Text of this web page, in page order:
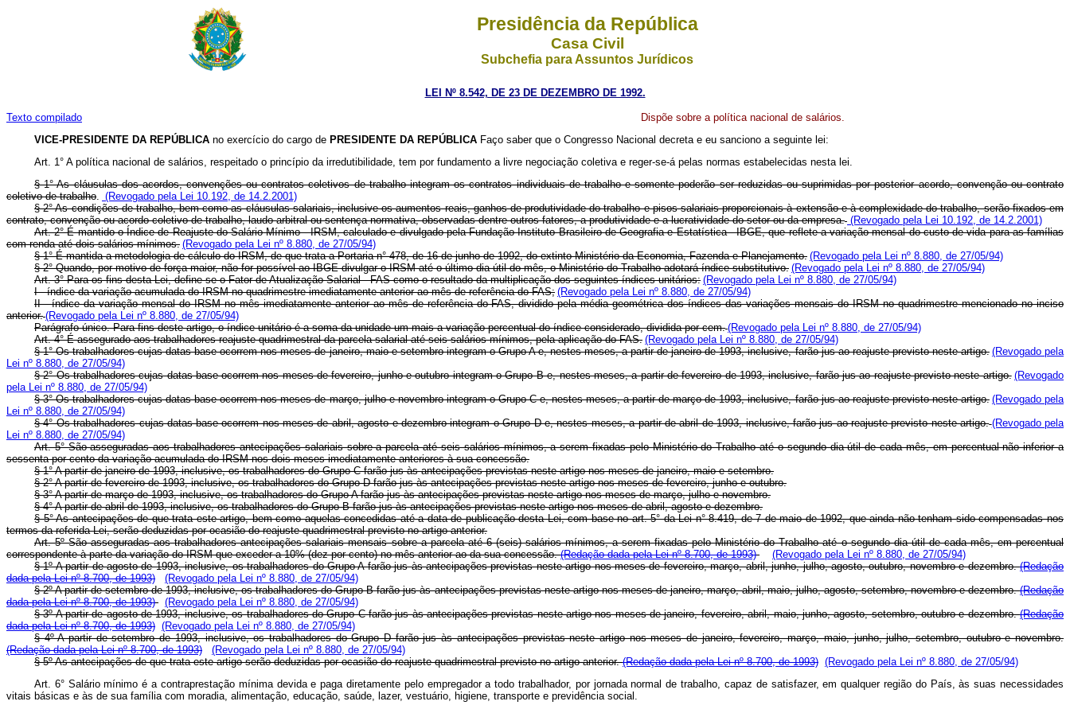
Presidência da República
Casa Civil
Subchefia para Assuntos Jurídicos
LEI Nº 8.542, DE 23 DE DEZEMBRO DE 1992.
Texto compilado
Dispõe sobre a política nacional de salários.
VICE-PRESIDENTE DA REPÚBLICA no exercício do cargo de PRESIDENTE DA REPÚBLICA Faço saber que o Congresso Nacional decreta e eu sanciono a seguinte lei:
Art. 1° A política nacional de salários, respeitado o princípio da irredutibilidade, tem por fundamento a livre negociação coletiva e reger-se-á pelas normas estabelecidas nesta lei.
§ 1° As cláusulas dos acordos, convenções ou contratos coletivos de trabalho integram os contratos individuais de trabalho e somente poderão ser reduzidas ou suprimidas por posterior acordo, convenção ou contrato
coletivo de trabalho. (Revogado pela Lei 10.192, de 14.2.2001)
§ 2° As condições de trabalho, bem como as cláusulas salariais, inclusive os aumentos reais, ganhos de produtividade do trabalho e pisos salariais proporcionais à extensão e à complexidade do trabalho, serão fixados em
contrato, convenção ou acordo coletivo de trabalho, laudo arbitral ou sentença normativa, observadas dentre outros fatores, a produtividade e a lucratividade do setor ou da empresa. (Revogado pela Lei 10.192, de 14.2.2001)
Art. 2° É mantido o Índice de Reajuste do Salário Mínimo - IRSM, calculado e divulgado pela Fundação Instituto Brasileiro de Geografia e Estatística - IBGE, que reflete a variação mensal do custo de vida para as famílias
com renda até dois salários mínimos. (Revogado pela Lei nº 8.880, de 27/05/94)
§ 1° É mantida a metodologia de cálculo do IRSM, de que trata a Portaria n° 478, de 16 de junho de 1992, do extinto Ministério da Economia, Fazenda e Planejamento. (Revogado pela Lei nº 8.880, de 27/05/94)
§ 2° Quando, por motivo de força maior, não for possível ao IBGE divulgar o IRSM até o último dia útil do mês, o Ministério do Trabalho adotará índice substitutivo. (Revogado pela Lei nº 8.880, de 27/05/94)
Art. 3° Para os fins desta Lei, define-se o Fator de Atualização Salarial - FAS como o resultado da multiplicação dos seguintes índices unitários: (Revogado pela Lei nº 8.880, de 27/05/94)
I - índice da variação acumulada do IRSM no quadrimestre imediatamente anterior ao mês de referência do FAS; (Revogado pela Lei nº 8.880, de 27/05/94)
II - índice da variação mensal do IRSM no mês imediatamente anterior ao mês de referência do FAS, dividido pela média geométrica dos índices das variações mensais do IRSM no quadrimestre mencionado no inciso
anterior. (Revogado pela Lei nº 8.880, de 27/05/94)
Parágrafo único. Para fins deste artigo, o índice unitário é a soma da unidade um mais a variação percentual do índice considerado, dividida por cem. (Revogado pela Lei nº 8.880, de 27/05/94)
Art. 4° É assegurado aos trabalhadores reajuste quadrimestral da parcela salarial até seis salários mínimos, pela aplicação do FAS. (Revogado pela Lei nº 8.880, de 27/05/94)
§ 1° Os trabalhadores cujas datas-base ocorrem nos meses de janeiro, maio e setembro integram o Grupo A e, nestes meses, a partir de janeiro de 1993, inclusive, farão jus ao reajuste previsto neste artigo. (Revogado pela
Lei nº 8.880, de 27/05/94)
§ 2° Os trabalhadores cujas datas-base ocorrem nos meses de fevereiro, junho e outubro integram o Grupo B e, nestes meses, a partir de fevereiro de 1993, inclusive, farão jus ao reajuste previsto neste artigo. (Revogado
pela Lei nº 8.880, de 27/05/94)
§ 3° Os trabalhadores cujas datas-base ocorrem nos meses de março, julho e novembro integram o Grupo C e, nestes meses, a partir de março de 1993, inclusive, farão jus ao reajuste previsto neste artigo. (Revogado pela
Lei nº 8.880, de 27/05/94)
§ 4° Os trabalhadores cujas datas-base ocorrem nos meses de abril, agosto e dezembro integram o Grupo D e, nestes meses, a partir de abril de 1993, inclusive, farão jus ao reajuste previsto neste artigo. (Revogado pela
Lei nº 8.880, de 27/05/94)
Art. 5° São asseguradas aos trabalhadores antecipações salariais sobre a parcela até seis salários mínimos, a serem fixadas pelo Ministério do Trabalho até o segundo dia útil de cada mês, em percentual não inferior a
sessenta por cento da variação acumulada do IRSM nos dois meses imediatamente anteriores à sua concessão.
§ 1° A partir de janeiro de 1993, inclusive, os trabalhadores do Grupo C farão jus às antecipações previstas neste artigo nos meses de janeiro, maio e setembro.
§ 2° A partir de fevereiro de 1993, inclusive, os trabalhadores do Grupo D farão jus às antecipações previstas neste artigo nos meses de fevereiro, junho e outubro.
§ 3° A partir de março de 1993, inclusive, os trabalhadores do Grupo A farão jus às antecipações previstas neste artigo nos meses de março, julho e novembro.
§ 4° A partir de abril de 1993, inclusive, os trabalhadores do Grupo B farão jus às antecipações previstas neste artigo nos meses de abril, agosto e dezembro.
§ 5° As antecipações de que trata este artigo, bem como aquelas concedidas até a data de publicação desta Lei, com base no art. 5° da Lei n° 8.419, de 7 de maio de 1992, que ainda não tenham sido compensadas nos
termos da referida Lei, serão deduzidas por ocasião do reajuste quadrimestral previsto no artigo anterior.
Art. 5º São asseguradas aos trabalhadores antecipações salariais mensais sobre a parcela até 6 (seis) salários mínimos, a serem fixadas pelo Ministério do Trabalho até o segundo dia útil de cada mês, em percentual
correspondente à parte da variação do IRSM que exceder a 10% (dez por cento) no mês anterior ao da sua concessão.(Redação dada pela Lei nº 8.700, de 1993)
(Revogado pela Lei nº 8.880, de 27/05/94)
§ 1º A partir de agosto de 1993, inclusive, os trabalhadores do Grupo A farão jus às antecipações previstas neste artigo nos meses de fevereiro, março, abril, junho, julho, agosto, outubro, novembro e dezembro.(Redação
dada pela Lei nº 8.700, de 1993)
(Revogado pela Lei nº 8.880, de 27/05/94)
§ 2º A partir de setembro de 1993, inclusive, os trabalhadores do Grupo B farão jus às antecipações previstas neste artigo nos meses de janeiro, março, abril, maio, julho, agosto, setembro, novembro e dezembro.(Redação
dada pela Lei nº 8.700, de 1993)
(Revogado pela Lei nº 8.880, de 27/05/94)
§ 3º A partir de agosto de 1993, inclusive, os trabalhadores do Grupo C farão jus às antecipações previstas neste artigo nos meses de janeiro, fevereiro, abril, maio, junho, agosto, setembro, outubro e dezembro.(Redação
dada pela Lei nº 8.700, de 1993) (Revogado pela Lei nº 8.880, de 27/05/94)
§ 4º A partir de setembro de 1993, inclusive, os trabalhadores do Grupo D farão jus às antecipações previstas neste artigo nos meses de janeiro, fevereiro, março, maio, junho, julho, setembro, outubro e novembro.
(Redação dada pela Lei nº 8.700, de 1993)
(Revogado pela Lei nº 8.880, de 27/05/94)
§ 5º As antecipações de que trata este artigo serão deduzidas por ocasião do reajuste quadrimestral previsto no artigo anterior.(Redação dada pela Lei nº 8.700, de 1993) (Revogado pela Lei nº 8.880, de 27/05/94)
Art. 6° Salário mínimo é a contraprestação mínima devida e paga diretamente pelo empregador a todo trabalhador, por jornada normal de trabalho, capaz de satisfazer, em qualquer região do País, às suas necessidades
vitais básicas e às de sua família com moradia, alimentação, educação, saúde, lazer, vestuário, higiene, transporte e previdência social.